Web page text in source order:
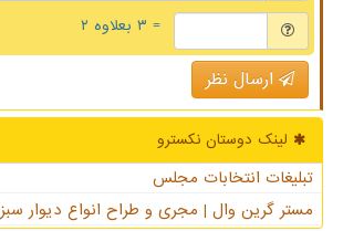
= ۳ بعلاوه ۲
ارسال نظر
لینک دوستان نكسترو
تبلیغات انتخابات مجلس
مستر گرین وال | مجری و طراح انواع دیوار سبز